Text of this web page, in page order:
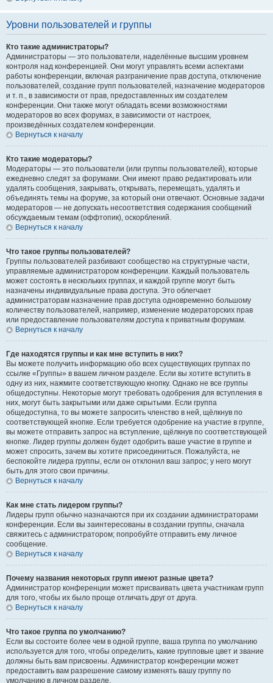
Уровни пользователей и группы
Кто такие администраторы?
Администраторы — это пользователи, наделённые высшим уровнем
контроля над конференцией. Они могут управлять всеми аспектами
работы конференции, включая разграничение прав доступа, отключение
пользователей, создание групп пользователей, назначение модераторов
и т. п., в зависимости от прав, предоставленных им создателем
конференции. Они также могут обладать всеми возможностями
модераторов во всех форумах, в зависимости от настроек,
произведённых создателем конференции.
Вернуться к началу
Кто такие модераторы?
Модераторы — это пользователи (или группы пользователей), которые
ежедневно следят за форумами. Они имеют право редактировать или
удалять сообщения, закрывать, открывать, перемещать, удалять и
объединять темы на форуме, за который они отвечают. Основные задачи
модераторов — не допускать несоответствия содержания сообщений
обсуждаемым темам (оффтопик), оскорблений.
Вернуться к началу
Что такое группы пользователей?
Группы пользователей разбивают сообщество на структурные части,
управляемые администратором конференции. Каждый пользователь
может состоять в нескольких группах, и каждой группе могут быть
назначены индивидуальные права доступа. Это облегчает
администраторам назначение прав доступа одновременно большому
количеству пользователей, например, изменение модераторских прав
или предоставление пользователям доступа к приватным форумам.
Вернуться к началу
Где находятся группы и как мне вступить в них?
Вы можете получить информацию обо всех существующих группах по
ссылке «Группы» в вашем личном разделе. Если вы хотите вступить в
одну из них, нажмите соответствующую кнопку. Однако не все группы
общедоступны. Некоторые могут требовать одобрения для вступления в
них, могут быть закрытыми или даже скрытыми. Если группа
общедоступна, то вы можете запросить членство в ней, щёлкнув по
соответствующей кнопке. Если требуется одобрение на участие в группе,
вы можете отправить запрос на вступление, щёлкнув по соответствующей
кнопке. Лидер группы должен будет одобрить ваше участие в группе и
может спросить, зачем вы хотите присоединиться. Пожалуйста, не
беспокойте лидера группы, если он отклонил ваш запрос; у него могут
быть для этого свои причины.
Вернуться к началу
Как мне стать лидером группы?
Лидеры групп обычно назначаются при их создании администраторами
конференции. Если вы заинтересованы в создании группы, сначала
свяжитесь с администратором; попробуйте отправить ему личное
сообщение.
Вернуться к началу
Почему названия некоторых групп имеют разные цвета?
Администратор конференции может присваивать цвета участникам групп
для того, чтобы их было проще отличать друг от друга.
Вернуться к началу
Что такое группа по умолчанию?
Если вы состоите более чем в одной группе, ваша группа по умолчанию
используется для того, чтобы определить, какие групповые цвет и звание
должны быть вам присвоены. Администратор конференции может
предоставить вам разрешение самому изменять вашу группу по
умолчанию в личном разделе.